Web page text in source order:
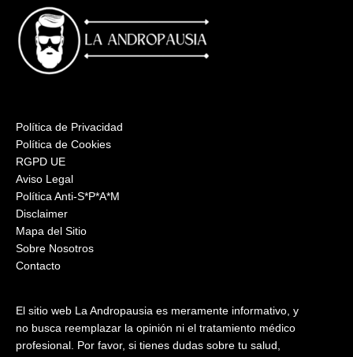
Política de Privacidad
Política de Cookies
RGPD UE
Aviso Legal
Política Anti-S*P*A*M
Disclaimer
Mapa del Sitio
Sobre Nosotros
Contacto
El sitio web La Andropausia es meramente informativo, y
no busca reemplazar la opinión ni el tratamiento médico
profesional. Por favor, si tienes dudas sobre tu salud,